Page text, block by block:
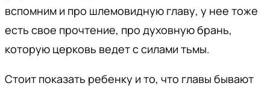
вспомним и про шлемовидную главу, у нее тоже
есть свое прочтение, про духовную брань,
которую церковь ведет с силами тьмы.
Стоит показать ребенку и то, что главы бывают